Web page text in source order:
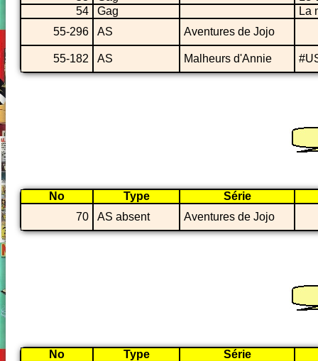
54
Gag
La
55-296
AS Aventures de Jojo
55-182 AS Malheurs d'Annie
No Type
Série
70
AS absent Aventures de Jojo
No Type
Série